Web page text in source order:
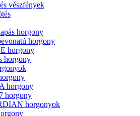
vészfények
horgony
horgony
horgony
horgony
horgony
horgony
horgonyok